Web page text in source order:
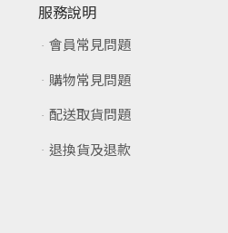
服務說明
會員常見問題
購物常見問題
配送取貨問題
退換貨及退款